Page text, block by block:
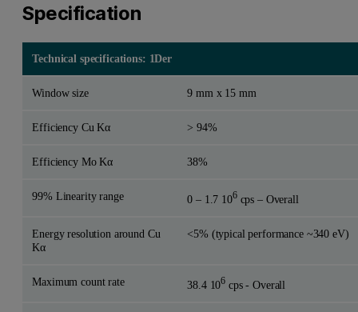
Specification
Technical specifications: 1Der
Window size 9 mm x 15 mm
Efficiency Cu Kα > 94%
Efficiency Mo Kα 38%
99% Linearity range 0 – 1.7 106cps – Overall
Energy resolution around Cu
Kα
<5% (typical performance ~340 eV)
Maximum count rate 38.4 106 cps - Overall